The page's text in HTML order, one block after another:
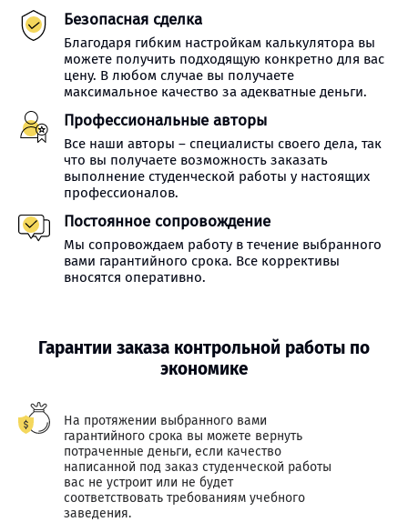
Безопасная сделка
Благодаря гибким настройкам калькулятора вы
можете получить подходящую конкретно для вас
цену. В любом случае вы получаете
максимальное качество за адекватные деньги.
Профессиональные авторы
Все наши авторы – специалисты своего дела, так
что вы получаете возможность заказать
выполнение студенческой работы у настоящих
профессионалов.
Постоянное сопровождение
Мы сопровождаем работу в течение выбранного
вами гарантийного срока. Все коррективы
вносятся оперативно.
Гарантии заказа контрольной работы по
экономике
На протяжении выбранного вами
гарантийного срока вы можете вернуть
потраченные деньги, если качество
написанной под заказ студенческой работы
вас не устроит или не будет
соответствовать требованиям учебного
заведения.